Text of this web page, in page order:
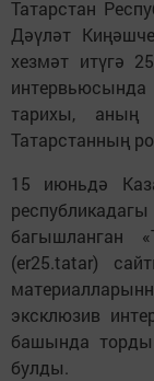
Татарстан
Дәүләт
хезмәт итүгә
тарихы, аның
Татарстанның
15 июньдә
багышланган
(er25.tatar)
эксклюзив
башында
булды.